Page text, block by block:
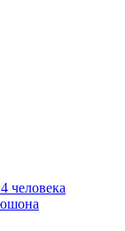
человека